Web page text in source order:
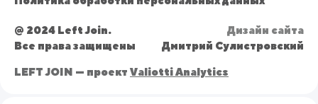
@ 2024 Left Join.
Все права защищены
Дизайн сайта
Дмитрий Сулистровский
LEFT JOIN — проект Valiotti Analytics